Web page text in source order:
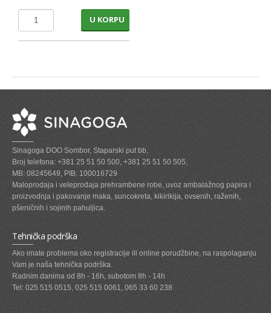
CAJEVI
TOPLI NAPITCI
KAFA TRADICIONALNA
ZAMRZNUTO VOCE I POVRCE
ZAMRZNUTO TESTO I TORTE
HEMIJA
ULOSCI, VATE I PELENE
PAPIRI
UBRUSI I SALVETE
PAPIRNE I VLAZNE MARAMICE
U KORPU
Sinagoga DOO Sombor, Staparski put bb,
Broj telefona: +381 25 51 50 500, +381 25 51 50 505,
MB: 08245649, PIB: 100016729
Maloprodaja i veleprodaja prehrambene robe, uvoz ambalažnog papira i
proizvodnja i pakovanje maka, suncokreta, kikirikija, ovsenih, raženih,
pšeničnih i sojinih pahuljica.
Tehnička podrška
Ako imate problema oko registracije ili online porudžbine, na raspolaganju
Vam je naša tehnička podrška.
Radnim danima od 8h - 16h, subotom 8h - 14h
Tel: 025 515 0515, 025 515 0061, 065 33 60 238